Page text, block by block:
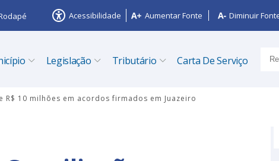
Acessibilidade Aumentar Fonte Diminuir
Legislação Tributário Carta De Serviço
R$ 10 milhões em acordos firmados em Juazeiro